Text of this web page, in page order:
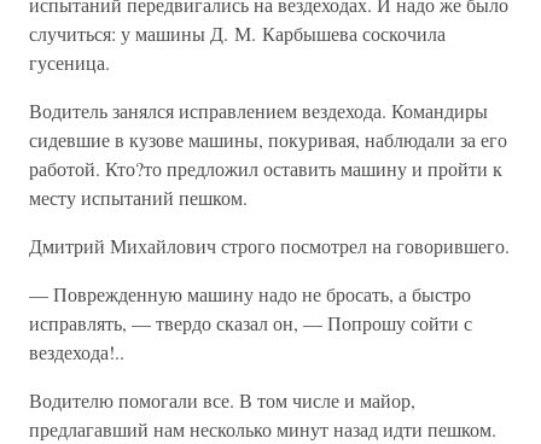
случиться: у машины Д. М. Карбышева соскочила
гусеница.
Водитель занялся исправлением вездехода. Командиры
сидевшие в кузове машины, покуривая, наблюдали за его
работой. Кто?то предложил оставить машину и пройти к
месту испытаний пешком.
Дмитрий Михайлович строго посмотрел на говорившего.
— Поврежденную машину надо не бросать, а быстро
исправлять, — твердо сказал он, — Попрошу сойти с
вездехода!..
Водителю помогали все. В том числе и майор,
предлагавший нам несколько минут назад идти пешком.